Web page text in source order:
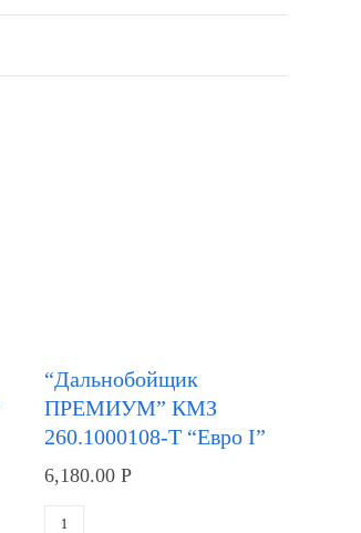
“Дальнобойщик
ПРЕМИУМ” КМЗ
260.1000108-Т “Евро I”
6,180.00 Р